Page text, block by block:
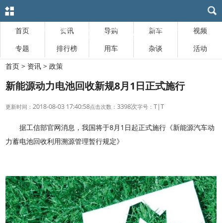
首页 资讯 导购 新车
视频
专题
排行榜 用车 杂谈
活动
首页 > 资讯 >政策
新能源动力电池回收新规8月1日正式施行
更新时间： 2018-08-03 17:40:58点击次数： 3398次字号：T|T
据工信部官网消息，我国将于8月1日起正式施行《新能源汽车动
力蓄电池回收利用溯源管理暂行规定》